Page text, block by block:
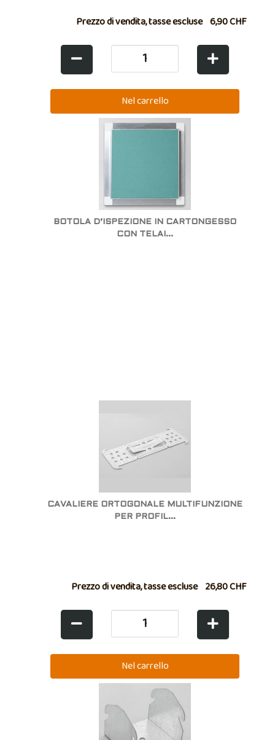
Prezzo di vendita, tasse escluse 6,90 CHF
BOTOLA D’ISPEZIONE IN CARTONGESSO
CON TELAI...
CAVALIERE ORTOGONALE MULTIFUNZIONE
PER PROFIL...
Prezzo di vendita, tasse escluse 26,80 CHF